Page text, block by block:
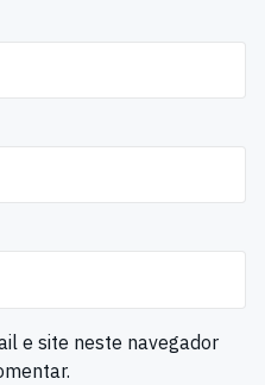
e site neste navegador